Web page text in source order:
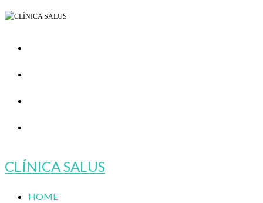
Ir
contenido
CLÍNICA SALUS
HOME